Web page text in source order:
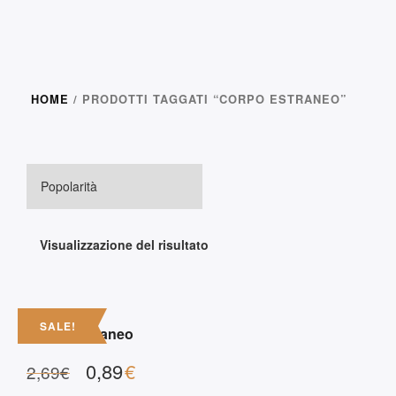
HOME / PRODOTTI TAGGATI “CORPO ESTRANEO”
Visualizzazione del risultato
SALE!
Corpo Estraneo
2,69€ 0,89€